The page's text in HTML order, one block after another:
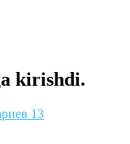
kirishdi.
13